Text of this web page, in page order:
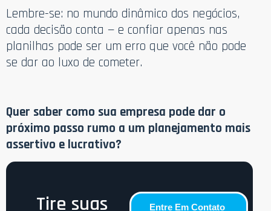
Lembre-se: no mundo dinâmico dos negócios,
cada decisão conta — e confiar apenas nas
planilhas pode ser um erro que você não pode
se dar ao luxo de cometer.
Quer saber como sua empresa pode dar o
próximo passo rumo a um planejamento mais
assertivo e lucrativo?
Tire suas
Entre Em Contato